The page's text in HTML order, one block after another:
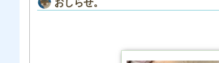
おしらせ。